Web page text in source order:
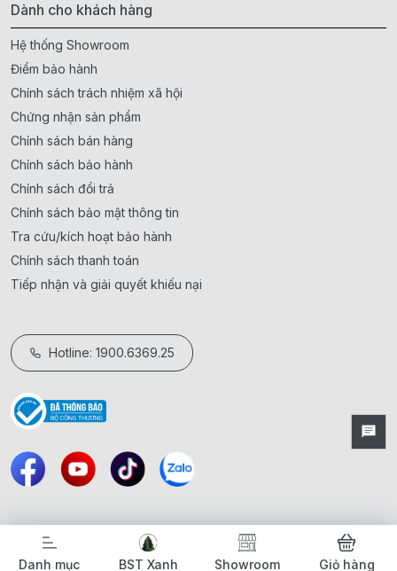
Dành cho khách hàng
Hệ thống Showroom
Điểm bảo hành
Chính sách trách nhiệm xã hội
Chứng nhận sản phẩm
Chính sách bán hàng
Chính sách bảo hành
Chính sách đổi trả
Chính sách bảo mật thông tin
Tra cứu/kích hoạt bảo hành
Chính sách thanh toán
Tiếp nhận và giải quyết khiếu nại
Hotline: 1900.6369.25
Danh mục BST Xanh Showroom Giỏ hàng